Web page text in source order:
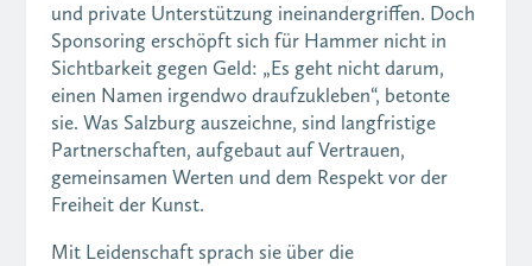
und private Unterstützung ineinandergriffen. Doch
Sponsoring erschöpft sich für Hammer nicht in
Sichtbarkeit gegen Geld: „Es geht nicht darum,
einen Namen irgendwo draufzukleben“, betonte
sie. Was Salzburg auszeichne, sind langfristige
Partnerschaften, aufgebaut auf Vertrauen,
gemeinsamen Werten und dem Respekt vor der
Freiheit der Kunst.
Mit Leidenschaft sprach sie über die